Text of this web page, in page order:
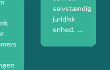
selvstændig
juridisk
enhed. …